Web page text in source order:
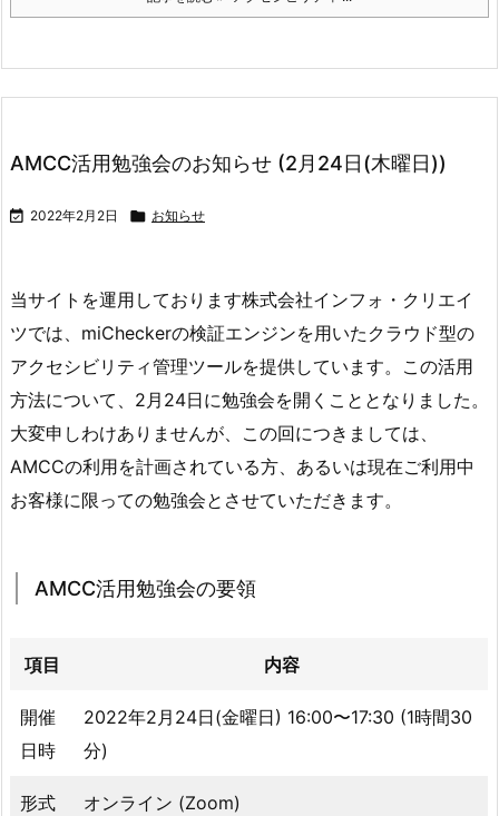
AMCC活用勉強会のお知らせ (2月24日(木曜日))
 2022年2月2日  お知らせ
当サイトを運用しております株式会社インフォ・クリエイ
ツでは、miCheckerの検証エンジンを用いたクラウド型の
アクセシビリティ管理ツールを提供しています。この活用
方法について、2月24日に勉強会を開くこととなりました。
大変申しわけありませんが、この回につきましては、
AMCCの利用を計画されている方、あるいは現在ご利用中
お客様に限っての勉強会とさせていただきます。
AMCC活用勉強会の要領
項目 内容
開催
日時
2022年2月24日(金曜日) 16:00〜17:30 (1時間30
分)
形式 オンライン (Zoom)